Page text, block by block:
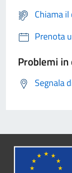
Chiama
Prenota
Problemi
Segnala